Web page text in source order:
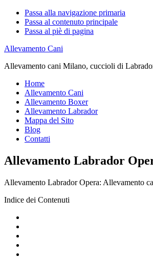
Passa alla navigazione primaria
Passa al contenuto principale
Passa al piè di pagina
Allevamento Cani
Allevamento cani Milano, cuccioli di
Home
Allevamento Cani
Allevamento Boxer
Allevamento Labrador
Mappa del Sito
Blog
Contatti
Allevamento Labrador
Allevamento Labrador Opera: Allevamento
Indice dei Contenuti